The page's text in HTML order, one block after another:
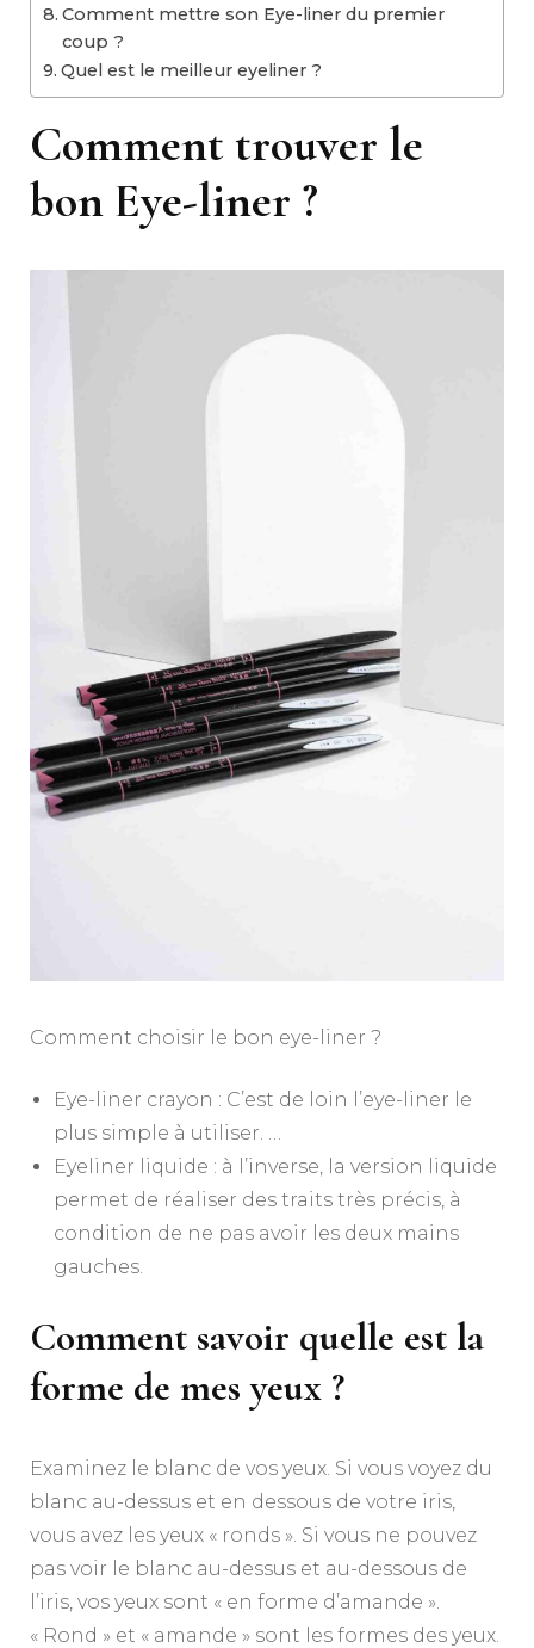
Comment mettre son Eye-liner du premier
coup ?
Quel est le meilleur eyeliner ?
Comment trouver le
bon Eye-liner ?
Comment choisir le bon eye-liner ?
Eye-liner crayon : C’est de loin l’eye-liner le
plus simple à utiliser. …
Eyeliner liquide : à l’inverse, la version liquide
permet de réaliser des traits très précis, à
condition de ne pas avoir les deux mains
gauches.
Comment savoir quelle est la
forme de mes yeux ?
Examinez le blanc de vos yeux. Si vous voyez du
blanc au-dessus et en dessous de votre iris,
vous avez les yeux « ronds ». Si vous ne pouvez
pas voir le blanc au-dessus et au-dessous de
l’iris, vos yeux sont « en forme d’amande ».
« Rond » et « amande » sont les formes des yeux.